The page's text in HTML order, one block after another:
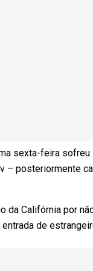
sexta-feira
– posteriormente
da Califórnia por
de